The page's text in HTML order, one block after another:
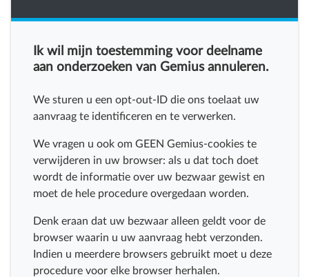
Ik wil mijn toestemming voor deelname
aan onderzoeken van Gemius annuleren.
We sturen u een opt-out-ID die ons toelaat uw
aanvraag te identificeren en te verwerken.
We vragen u ook om GEEN Gemius-cookies te
verwijderen in uw browser: als u dat toch doet
wordt de informatie over uw bezwaar gewist en
moet de hele procedure overgedaan worden.
Denk eraan dat uw bezwaar alleen geldt voor de
browser waarin u uw aanvraag hebt verzonden.
Indien u meerdere browsers gebruikt moet u deze
procedure voor elke browser herhalen.